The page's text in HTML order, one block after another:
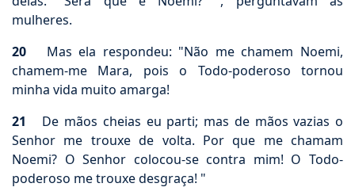
mulheres.
20 Mas ela respondeu: "Não me chamem Noemi,
chamem-me Mara, pois o Todo-poderoso tornou
minha vida muito amarga!
21 De mãos cheias eu parti; mas de mãos vazias o
Senhor me trouxe de volta. Por que me chamam
Noemi? O Senhor colocou-se contra mim! O Todo-
poderoso me trouxe desgraça! "